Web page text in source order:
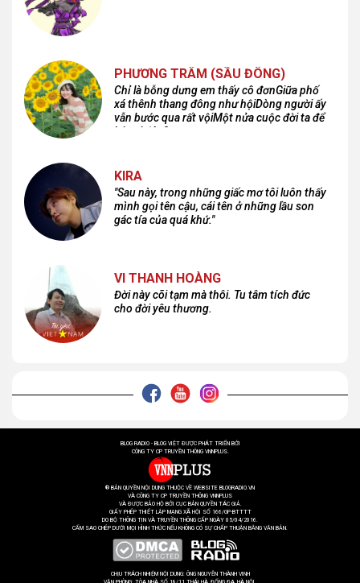
PHƯƠNG TRÂM (SẦU ĐÔNG)
Chỉ là bỗng dưng em thấy cô đơnGiữa phố
xá thênh thang đông như hộiDòng người ấy
vẫn bước qua rất vộiMột nửa cuộc đời ta để
lại nơi đâu?
KIRA
"Sau này, trong những giấc mơ tôi luôn thấy
mình gọi tên cậu, cái tên ở những lầu son
gác tía của quá khứ."
VI THANH HOÀNG
Đời này cõi tạm mà thôi. Tu tâm tích đức
cho đời yêu thương.
BLOG RADIO - BLOG VIỆT ĐƯỢC PHÁT TRIỂN BỞI
CÔNG TY CP TRUYỀN THÔNG VNNPLUS.
® BẢN QUYỀN NỘI DUNG THUỘC VỀ WEBSITE BLOGRADIO.VN
VÀ CÔNG TY CP TRUYỀN THÔNG VNNPLUS
VÀ ĐƯỢC BẢO HỘ BỞI CỤC BẢN QUYỀN TÁC GIẢ.
GIẤY PHÉP THIẾT LẬP MẠNG XÃ HỘI SỐ 166/GP-BTTTT
DO BỘ THÔNG TIN VÀ TRUYỀN THÔNG CẤP NGÀY 05/04/2016.
CẤM SAO CHÉP DƯỚI MỌI HÌNH THỨC NẾU KHÔNG CÓ SỰ CHẤP THUẬN BẰNG VĂN BẢN.
CHỊU TRÁCH NHIỆM NỘI DUNG: ÔNG NGUYỄN THÀNH VINH